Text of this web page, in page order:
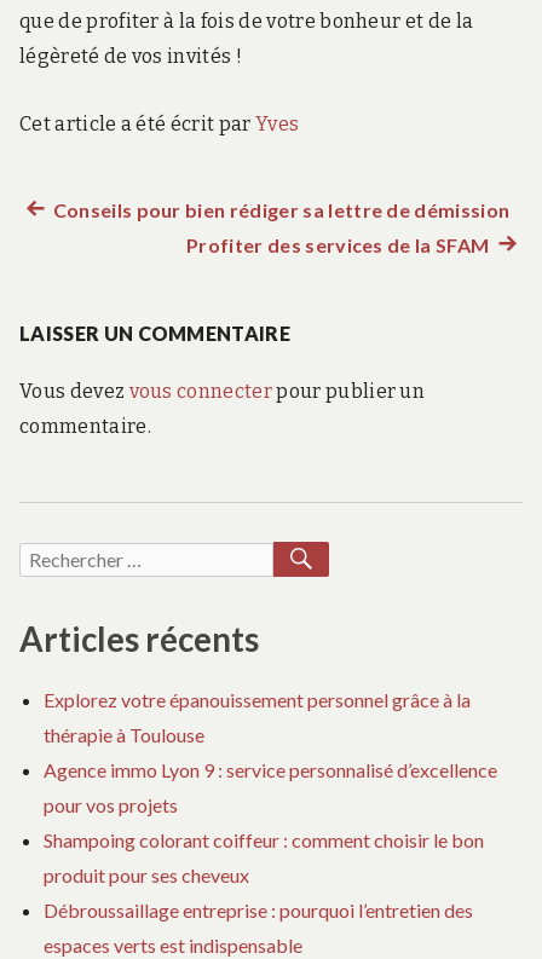
que de profiter à la fois de votre bonheur et de la
légèreté de vos invités !
Cet article a été écrit par Yves
Navigation
l’article
Article
Conseils pour bien rédiger sa lettre de démission
Profiter des services de la SFAM
LAISSER UN COMMENTAIRE
Vous devez vous connecterpour publier un
commentaire.
Recherche
Articles récents
Explorez votre épanouissement personnel grâce à la
thérapie à Toulouse
Agence immo Lyon 9 : service personnalisé d’excellence
pour vos projets
Shampoing colorant coiffeur : comment choisir le bon
produit pour ses cheveux
Débroussaillage entreprise : pourquoi l’entretien des
espaces verts est indispensable